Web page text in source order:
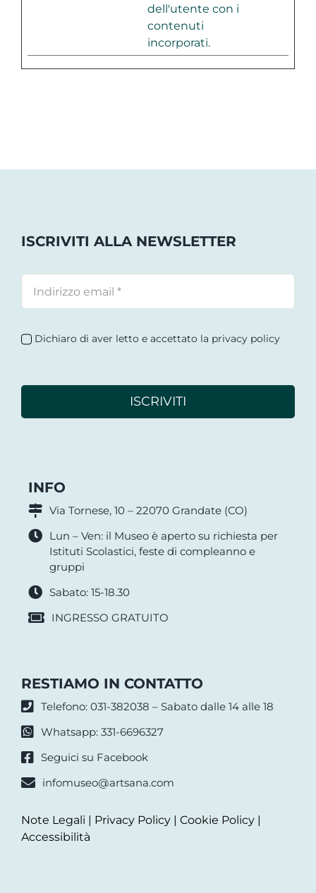
dell'utente con i
contenuti
incorporati.
ISCRIVITI ALLA NEWSLETTER
Dichiaro di aver letto e accettato la privacy policy
ISCRIVITI
INFO
Via Tornese, 10 – 22070 Grandate (CO)
Lun – Ven: il Museo è aperto su richiesta per
Istituti Scolastici, feste di compleanno e
gruppi
Sabato: 15-18.30
INGRESSO GRATUITO
RESTIAMO IN CONTATTO
Telefono: 031-382038 – Sabato dalle 14 alle 18
Whatsapp: 331-6696327
Seguici su Facebook
infomuseo@artsana.com
Note Legali | Privacy Policy| Cookie Policy|
Accessibilità